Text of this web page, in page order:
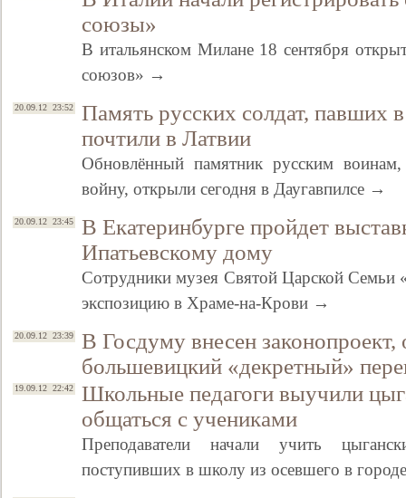
союзы»
В итальянском Милане 18 сентября
союзов» →
20.09.12 23:52
Память русских солдат,
почтили в Латвии
Обновлённый памятник русским
войну, открыли сегодня в Даугавпилсе →
20.09.12 23:45
В Екатеринбурге пройдет
Ипатьевскому дому
Сотрудники музея Святой Царской Семьи
экспозицию в Храме-на-Крови →
20.09.12 23:39
В Госдуму внесен
большевицкий «декретный»
19.09.12 22:42
Школьные педагоги выучили
общаться с учениками
Преподаватели начали учить
поступивших в школу из осевшего в